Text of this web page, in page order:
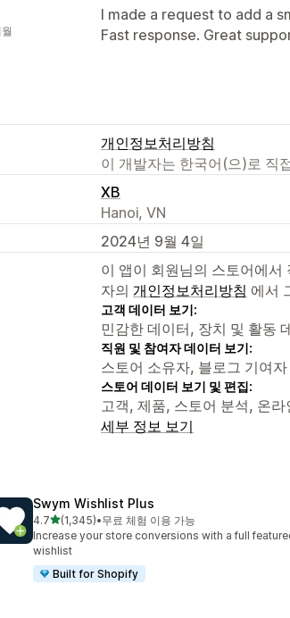
I made a request to add a
Fast response. Great
개인정보처리방침
이 개발자는 한국어(으)로 직
XB
Hanoi, VN
2024년 9월 4일
이 앱이 회원님의 스토어에
자의 개인정보처리방침 에서
고객 데이터 보기:
민감한 데이터, 장치 및 활동
직원 및 참여자 데이터 보기:
스토어 소유자, 블로그 기여자
스토어 데이터 보기 및 편집:
고객, 제품, 스토어 분석, 온라
세부 정보 보기
Swym Wishlist Plus
4.7별 5개 중
(1,345)
총 리뷰 1345개
•무료 체험 이용 가능
Increase your store conversions with a full
wishlist
Built for Shopify